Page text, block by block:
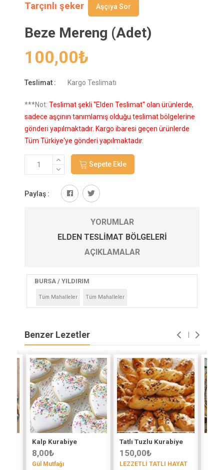
Tarçınlı şeker Aşçıya Sor
Beze Mereng (Adet)
100,00₺
Teslimat : Kargo Teslimatı
***Not: Teslimat şekli "Elden Teslimat" olan ürünlerde,
sadece aşçının tanımlamış olduğu teslimat bölgelerine
gönderi yapılmaktadır. Kargo ibaresi geçen ürünlerde
Tüm Türkiye'ye gönderi yapılmaktadır.
Sepete Ekle
Paylaş :
YORUMLAR
ELDEN TESLIMAT BÖLGELERI
AÇIKLAMALAR
BURSA / YILDIRIM
Tüm Mahalleler Tüm Mahalleler
Benzer Lezetler
Kalp Kurabiye
8,00₺
Gül Mutfağı
Tatlı Tuzlu Kurabiye
150,00₺
LEZZETLİ TATLI HAYAT